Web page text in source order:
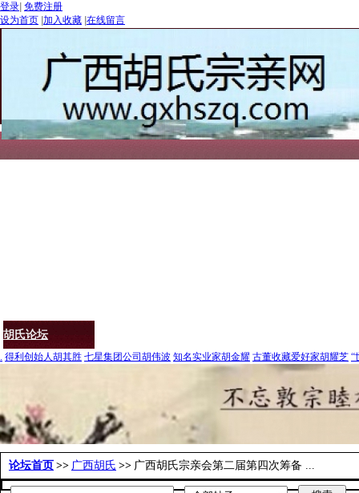
登录 免费注册
设为首页 加入收藏 在线留言
胡氏论坛
. 得利创始人胡其胜 七星集团公司胡伟波 知名实业家胡金耀 古董收藏爱好家胡耀芝 “
论坛首页 >> 广西胡氏 >> 广西胡氏宗亲会第二届第四次筹备 ...